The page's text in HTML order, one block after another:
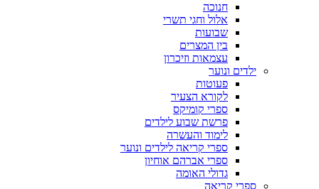
חנוכה
אלול וחגי תשרי
שבועות
בין המצרים
עצמאות וזיכרון
ילדים ונוער
פעוטות
לקורא הצעיר
ספרי קומיקס
פרשת שבוע לילדים
לימוד והעשרה
ספרי קריאה לילדים ונוער
ספרי אברהם אוחיון
גדולי האומה
ספרי קריאה